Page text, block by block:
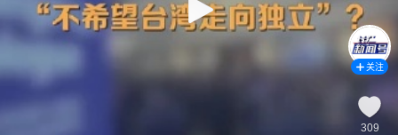
关注
309